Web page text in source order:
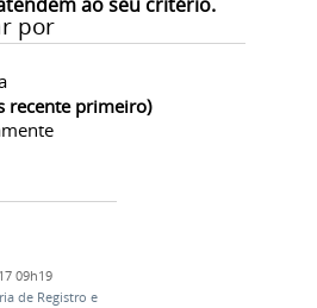
por
recente primeiro)
09h19
e Controle
09h19
de Registro e